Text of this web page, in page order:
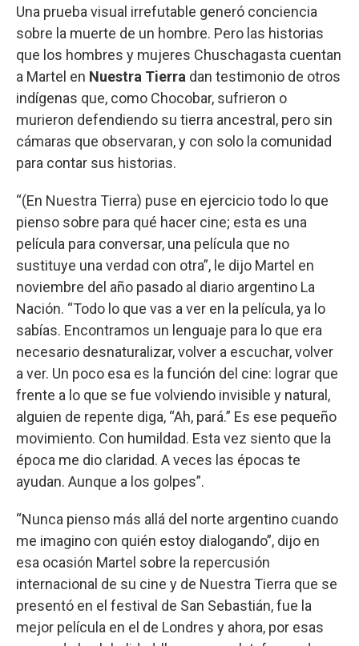
Una prueba visual irrefutable generó conciencia
sobre la muerte de un hombre. Pero las historias
que los hombres y mujeres Chuschagasta cuentan
a Martel en Nuestra Tierra dan testimonio de otros
indígenas que, como Chocobar, sufrieron o
murieron defendiendo su tierra ancestral, pero sin
cámaras que observaran, y con solo la comunidad
para contar sus historias.
“(En Nuestra Tierra) puse en ejercicio todo lo que
pienso sobre para qué hacer cine; esta es una
película para conversar, una película que no
sustituye una verdad con otra”, le dijo Martel en
noviembre del año pasado al diario argentino La
Nación. “Todo lo que vas a ver en la película, ya lo
sabías. Encontramos un lenguaje para lo que era
necesario desnaturalizar, volver a escuchar, volver
a ver. Un poco esa es la función del cine: lograr que
frente a lo que se fue volviendo invisible y natural,
alguien de repente diga, “Ah, pará.” Es ese pequeño
movimiento. Con humildad. Esta vez siento que la
época me dio claridad. A veces las épocas te
ayudan. Aunque a los golpes”.
“Nunca pienso más allá del norte argentino cuando
me imagino con quién estoy dialogando”, dijo en
esa ocasión Martel sobre la repercusión
internacional de su cine y de Nuestra Tierra que se
presentó en el festival de San Sebastián, fue la
mejor película en el de Londres y ahora, por esas